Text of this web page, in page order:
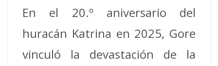
En el 20.º aniversario del
huracán Katrina en 2025, Gore
vinculó la devastación de la